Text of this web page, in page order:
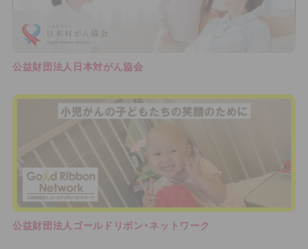
公益財団法人日本対がん協会
公益財団法人ゴールドリボン・ネットワーク